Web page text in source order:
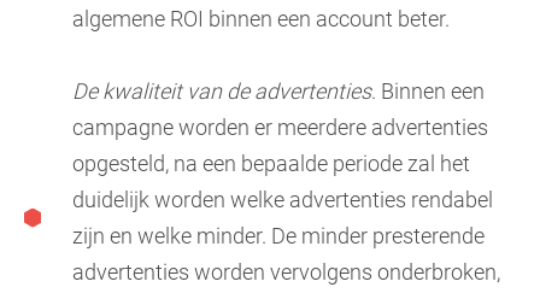
algemene ROI binnen een account beter.
De kwaliteit van de advertenties. Binnen een
campagne worden er meerdere advertenties
opgesteld, na een bepaalde periode zal het
duidelijk worden welke advertenties rendabel
zijn en welke minder. De minder presterende
advertenties worden vervolgens onderbroken,